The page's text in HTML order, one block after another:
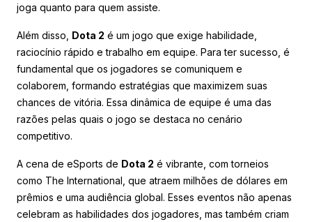
joga quanto para quem assiste.
Além disso, Dota 2 é um jogo que exige habilidade,
raciocínio rápido e trabalho em equipe. Para ter sucesso, é
fundamental que os jogadores se comuniquem e
colaborem, formando estratégias que maximizem suas
chances de vitória. Essa dinâmica de equipe é uma das
razões pelas quais o jogo se destaca no cenário
competitivo.
A cena de eSports de Dota 2 é vibrante, com torneios
como The International, que atraem milhões de dólares em
prêmios e uma audiência global. Esses eventos não apenas
celebram as habilidades dos jogadores, mas também criam